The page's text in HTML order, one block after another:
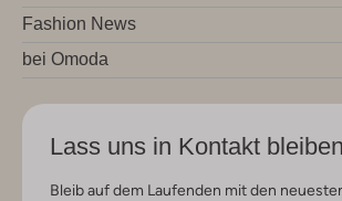
Fashion News
bei Omoda
Lass uns in Kontakt bleiben
Bleib auf dem Laufenden mit den